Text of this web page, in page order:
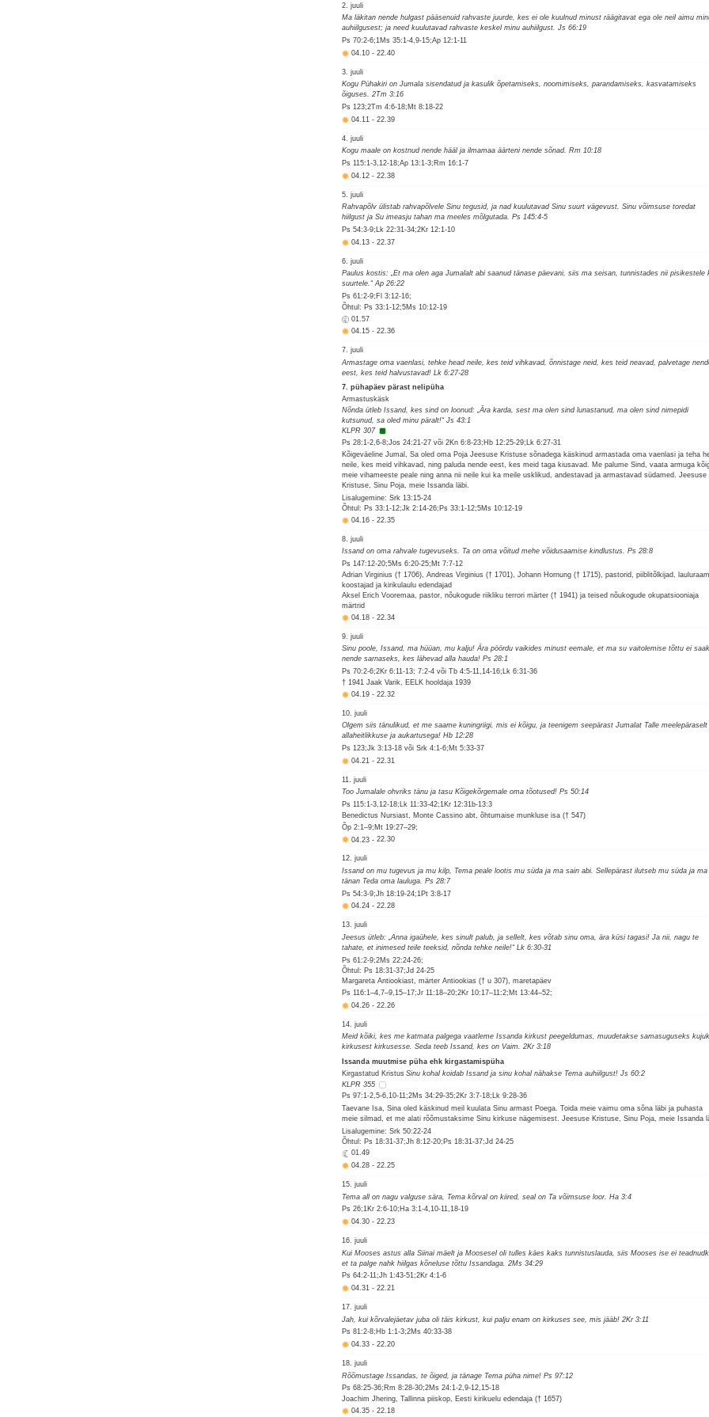
2. juuli
Ma läkitan nende hulgast pääsenuid rahvaste juurde, kes ei ole kuulnud minust räägitavat ega ole neil aimu
auhiilgusest; ja need kuulutavad rahvaste keskel minu auhiilgust. Js 66:19
Ps 70:2-6;1Ms 35:1-4,9-15;Ap 12:1-11
04.10 - 22.40
3. juuli
Kogu Pühakiri on Jumala sisendatud ja kasulik õpetamiseks, noomimiseks, parandamiseks, kasvatamiseks
õiguses. 2Tm 3:16
Ps 123;2Tm 4:6-18;Mt 8:18-22
04.11 - 22.39
4. juuli
Kogu maale on kostnud nende hääl ja ilmamaa äärteni nende sõnad. Rm 10:18
Ps 115:1-3,12-18;Ap 13:1-3;Rm 16:1-7
04.12 - 22.38
5. juuli
Rahvapõlv ülistab rahvapõlvele Sinu tegusid, ja nad kuulutavad Sinu suurt vägevust. Sinu võimsuse toredat
hiilgust ja Su imeasju tahan ma meeles mõlgutada. Ps 145:4-5
Ps 54:3-9;Lk 22:31-34;2Kr 12:1-10
04.13 - 22.37
6. juuli
Paulus kostis: „Et ma olen aga Jumalalt abi saanud tänase päevani, siis ma seisan, tunnistades nii pisikestele
suurtele.“ Ap 26:22
Ps 61:2-9;Fl 3:12-16;
Õhtul: Ps 33:1-12;5Ms 10:12-19
01.57
04.15 - 22.36
7. juuli
Armastage oma vaenlasi, tehke head neile, kes teid vihkavad, õnnistage neid, kes teid neavad, palvetage
eest, kes teid halvustavad! Lk 6:27-28
7. pühapäev pärast nelipüha
Armastuskäsk
Nõnda ütleb Issand, kes sind on loonud: „Ära karda, sest ma olen sind lunastanud, ma olen sind nimepidi
kutsunud, sa oled minu päralt!“ Js 43:1
KLPR 307
Ps 28:1-2,6-8;Jos 24:21-27 või 2Kn 6:8-23;Hb 12:25-29;Lk 6:27-31
Kõigeväeline Jumal, Sa oled oma Poja Jeesuse Kristuse sõnadega käskinud armastada oma vaenlasi ja teha
neile, kes meid vihkavad, ning paluda nende eest, kes meid taga kiusavad. Me palume Sind, vaata armuga
meie vihameeste peale ning anna nii neile kui ka meile usklikud, andestavad ja armastavad südamed. Jeesuse
Kristuse, Sinu Poja, meie Issanda läbi.
Lisalugemine: Srk 13:15-24
Õhtul: Ps 33:1-12;Jk 2:14-26;Ps 33:1-12;5Ms 10:12-19
04.16 - 22.35
8. juuli
Issand on oma rahvale tugevuseks. Ta on oma võitud mehe võidusaamise kindlustus. Ps 28:8
Ps 147:12-20;5Ms 6:20-25;Mt 7:7-12
Adrian Virginius († 1706), Andreas Virginius († 1701), Johann Hornung († 1715), pastorid, piiblitõlkijad,
koostajad ja kirikulaulu edendajad
Aksel Erich Vooremaa, pastor, nõukogude riikliku terrori märter († 1941) ja teised nõukogude okupatsiooniaja
märtrid
04.18 - 22.34
9. juuli
Sinu poole, Issand, ma hüüan, mu kalju! Ära pöördu vaikides minust eemale, et ma su vaitolemise tõttu ei
nende sarnaseks, kes lähevad alla hauda! Ps 28:1
Ps 70:2-6;2Kr 6:11-13; 7:2-4 või Tb 4:5-11,14-16;Lk 6:31-36
† 1941 Jaak Varik, EELK hooldaja 1939
04.19 - 22.32
10. juuli
Olgem siis tänulikud, et me saame kuningriigi, mis ei kõigu, ja teenigem seepärast Jumalat Talle meelepäraselt
allaheitlikkuse ja aukartusega! Hb 12:28
Ps 123;Jk 3:13-18 või Srk 4:1-6;Mt 5:33-37
04.21 - 22.31
11. juuli
Too Jumalale ohvriks tänu ja tasu Kõigekõrgemale oma tõotused! Ps 50:14
Ps 115:1-3,12-18;Lk 11:33-42;1Kr 12:31b-13:3
Benedictus Nursiast, Monte Cassino abt, õhtumaise munkluse isa († 547)
Õp 2:1–9;Mt 19:27–29;
04.23 - 22.30
12. juuli
Issand on mu tugevus ja mu kilp, Tema peale lootis mu süda ja ma sain abi. Sellepärast ilutseb mu süda ja ma
tänan Teda oma lauluga. Ps 28:7
Ps 54:3-9;Jh 18:19-24;1Pt 3:8-17
04.24 - 22.28
13. juuli
Jeesus ütleb: „Anna igaühele, kes sinult palub, ja sellelt, kes võtab sinu oma, ära küsi tagasi! Ja nii, nagu te
tahate, et inimesed teile teeksid, nõnda tehke neile!“ Lk 6:30-31
Ps 61:2-9;2Ms 22:24-26;
Õhtul: Ps 18:31-37;Jd 24-25
Margareta Antiookiast, märter Antiookias († u 307), maretapäev
Ps 116:1–4,7–9,15–17;Jr 11:18–20;2Kr 10:17–11:2;Mt 13:44–52;
04.26 - 22.26
14. juuli
Meid kõiki, kes me katmata palgega vaatleme Issanda kirkust peegeldumas, muudetakse samasuguseks
kirkusest kirkusesse. Seda teeb Issand, kes on Vaim. 2Kr 3:18
Issanda muutmise püha ehk kirgastamispüha
Kirgastatud Kristus Sinu kohal koidab Issand ja sinu kohal nähakse Tema auhiilgust! Js 60:2
KLPR 355
Ps 97:1-2,5-6,10-11;2Ms 34:29-35;2Kr 3:7-18;Lk 9:28-36
Taevane Isa, Sina oled käskinud meil kuulata Sinu armast Poega. Toida meie vaimu oma sõna läbi ja puhasta
meie silmad, et me alati rõõmustaksime Sinu kirkuse nägemisest. Jeesuse Kristuse, Sinu Poja, meie Issanda
Lisalugemine: Srk 50:22-24
Õhtul: Ps 18:31-37;Jh 8:12-20;Ps 18:31-37;Jd 24-25
01.49
04.28 - 22.25
15. juuli
Tema all on nagu valguse sära, Tema kõrval on kiired, seal on Ta võimsuse loor. Ha 3:4
Ps 26;1Kr 2:6-10;Ha 3:1-4,10-11,18-19
04.30 - 22.23
16. juuli
Kui Mooses astus alla Siinai mäelt ja Moosesel oli tulles käes kaks tunnistuslauda, siis Mooses ise ei
et ta palge nahk hiilgas kõneluse tõttu Issandaga. 2Ms 34:29
Ps 64:2-11;Jh 1:43-51;2Kr 4:1-6
04.31 - 22.21
17. juuli
Jah, kui kõrvalejäetav juba oli täis kirkust, kui palju enam on kirkuses see, mis jääb! 2Kr 3:11
Ps 81:2-8;Hb 1:1-3;2Ms 40:33-38
04.33 - 22.20
18. juuli
Rõõmustage Issandas, te õiged, ja tänage Tema püha nime! Ps 97:12
Ps 68:25-36;Rm 8:28-30;2Ms 24:1-2,9-12,15-18
Joachim Jhering, Tallinna piiskop, Eesti kirikuelu edendaja († 1657)
04.35 - 22.18